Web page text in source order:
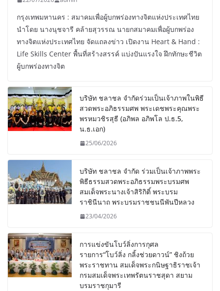
กรุงเทพมหานคร : สมาคมเพื่อผู้บกพร่องทางจิตแห่งประเทศไทย
นำโดย นางนุชจารี คล้ายสุวรรณ นายกสมาคมเพื่อผู้บกพร่อง
ทางจิตแห่งประเทศไทย จัดแถลงข่าว เปิดงาน Heart & Hand :
Life Skills Center พื้นที่สร้างสรรค์ แบ่งปันแรงใจ ฝึกทักษะชีวิต
ผู้บกพร่องทางจิต
บริษัท ชลาชล จำกัดร่วมเป็นเจ้าภาพในพิธี
สวดพระอภิธรรมศพ พระเดชพระคุณพระ
พรหมวชิรสุธี (อภิพล อภิพโล ป.ธ.5,
น.ธ.เอก)
25/06/2026
บริษัท ชลาชล จำกัด ร่วมเป็นเจ้าภาพพระ
พิธีธรรมสวดพระอภิธรรมพระบรมศพ
สมเด็จพระนางเจ้าสิริกิติ์ พระบรม
ราชินีนาถ พระบรมราชชนนีพันปีหลวง
23/04/2026
การแข่งขันโบว์ลิ่งการกุศล
รายการ“โบว์ลิ่ง กลิ้งช่วยดาวน์” ชิงถ้วย
พระราชทาน สมเด็จพระกนิษฐาธิราชเจ้า
กรมสมเด็จพระเทพรัตนราชสุดา สยาม
บรมราชกุมารี